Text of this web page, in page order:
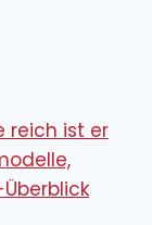
reich ist er